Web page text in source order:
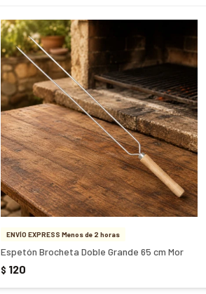
ENVÍO EXPRESS Menos de 2 horas
Espetón Brocheta Doble Grande 65 cm Mor
$ 120